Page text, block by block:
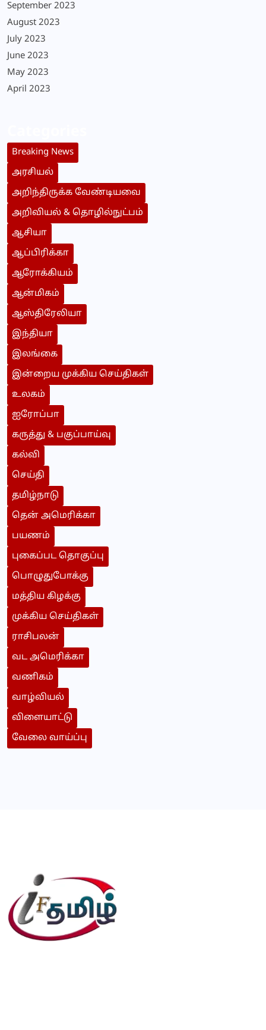
September 2023
August 2023
July 2023
June 2023
May 2023
April 2023
Breaking News
அரசியல்
அறிந்திருக்க வேண்டியவை
அறிவியல் & தொழில்நுட்பம்
ஆசியா
ஆப்பிரிக்கா
ஆரோக்கியம்
ஆன்மிகம்
ஆஸ்திரேலியா
இந்தியா
இலங்கை
இன்றைய முக்கிய செய்திகள்
உலகம்
ஐரோப்பா
கருத்து & பகுப்பாய்வு
கல்வி
செய்தி
தமிழ்நாடு
தென் அமெரிக்கா
பயணம்
புகைப்பட தொகுப்பு
பொழுதுபோக்கு
மத்திய கிழக்கு
முக்கிய செய்திகள்
ராசிபலன்
வட அமெரிக்கா
வணிகம்
வாழ்வியல்
விளையாட்டு
வேலை வாய்ப்பு